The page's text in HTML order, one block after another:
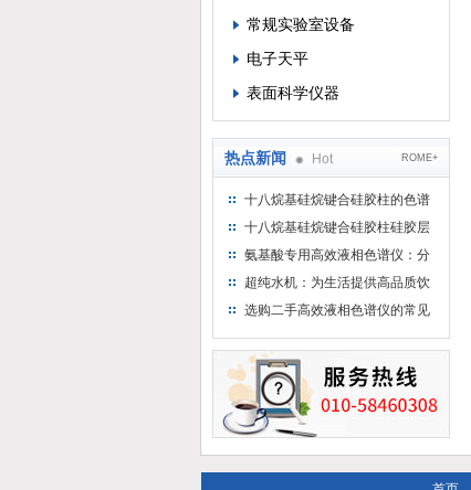
常规实验室设备
电子天平
表面科学仪器
热点新闻 Hot ROME+
十八烷基硅烷键合硅胶柱的色谱
方法浅述
十八烷基硅烷键合硅胶柱硅胶层
析时如何装柱
氨基酸专用高效液相色谱仪：分
析氨基酸的仪器
超纯水机：为生活提供高品质饮
用水
选购二手高效液相色谱仪的常见